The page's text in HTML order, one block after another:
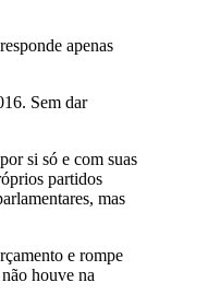
apenas
Sem dar
si só e com suas
partidos
mas
e rompe
houve na